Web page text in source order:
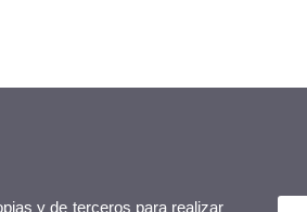
y de terceros para realizar